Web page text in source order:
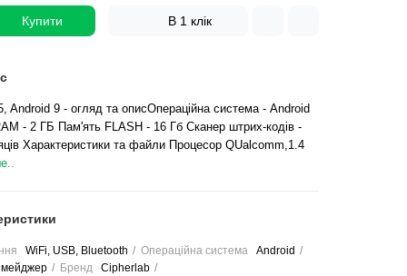
Купити В 1 клік
Android 9 - огляд та описОпераційна система - Android
- 2 ГБ Пам'ять FLASH - 16 Гб Сканер штрих-кодів -
Характеристики та файли Процесор QUalcomm,1.4
WiFi, USB, Bluetooth Операційна система
Android
Бренд Cipherlab